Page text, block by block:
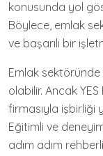
konusunda yol
Böylece, emlak
ve başarılı bir
Emlak
olabilir. Ancak
firmasıyla işbirliği
Eğitimli ve
adım adım